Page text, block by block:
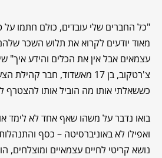
מאוד יודעים לקרוא את תלוש השכר
עצמאים אבל אין את הכלים והידע איך"
צ'רטקוב, בן 17 מאשדוד, חבר
כששאלתי אותו מה הוביל אותו להצטרף
בואו נדבר על משהו שאף אחד לא לימד
ואפילו לא באוניברסיטה – כסף
נושא קריטי לחיים עצמאיים ומוצלחים,